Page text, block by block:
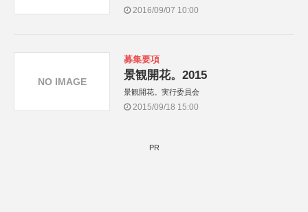
2016/09/07 10:00
募集要項
景観開花。2015
景観開花。実行委員会
2015/09/18 15:00
NO IMAGE
PR